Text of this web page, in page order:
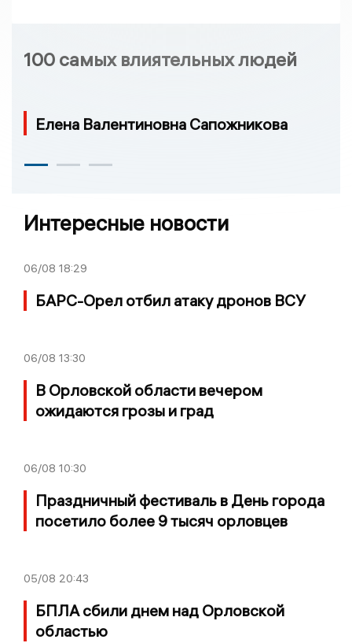
100 самых влиятельных людей
Елена Валентиновна Сапожникова
Интересные новости
06/08 18:29
БАРС-Орел отбил атаку дронов ВСУ
06/08 13:30
В Орловской области вечером
ожидаются грозы и град
06/08 10:30
Праздничный фестиваль в День города
посетило более 9 тысяч орловцев
05/08 20:43
БПЛА сбили днем над Орловской
областью